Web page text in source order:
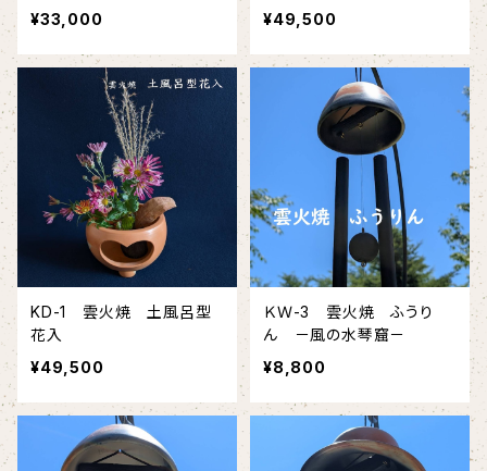
¥33,000
¥49,500
KD-1 雲火焼 土風呂型
花入
¥49,500
ＫＷ-3 雲火焼 ふうり
ん －風の水琴窟－
¥8,800